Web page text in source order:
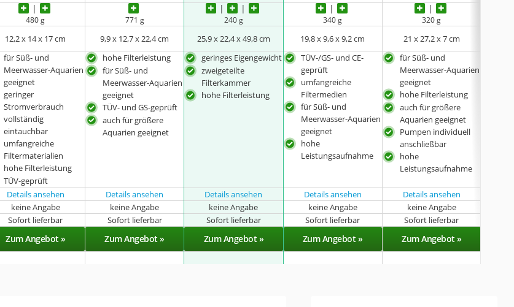
480 g 771 g 240 g 340 g 320 g
12,2 x 14 x 17 cm 9,9 x 12,7 x 22,4 cm 25,9 x 22,4 x 49,8 cm 19,8 x 9,6 x 9,2 cm 21 x 27,2 x 7 cm
für Süß- und
Meerwasser-Aquarien
geeignet
geringer
Stromverbrauch
vollständig
eintauchbar
umfangreiche
Filtermaterialien
hohe Filterleistung
TÜV-geprüft
hohe Filterleistung
für Süß- und
Meerwasser-Aquarien
geeignet
TÜV- und GS-geprüft
auch für größere
Aquarien geeignet
geringes Eigengewicht
zweigeteilte
Filterkammer
hohe Filterleistung
TÜV-/GS- und CE-
geprüft
umfangreiche
Filtermedien
für Süß- und
Meerwasser-Aquarien
geeignet
hohe
Leistungsaufnahme
für Süß- und
Meerwasser-Aquarien
geeignet
hohe Filterleistung
auch für größere
Aquarien geeignet
Pumpen individuell
anschließbar
hohe
Leistungsaufnahme
Details ansehen Details ansehen Details ansehen Details ansehen
Details ansehen
keine Angabe keine Angabe keine Angabe keine Angabe
keine Angabe
Sofort lieferbar Sofort lieferbar Sofort lieferbar Sofort lieferbar Sofort lieferbar
Zum Angebot » Zum Angebot » Zum Angebot » Zum Angebot » Zum Angebot »